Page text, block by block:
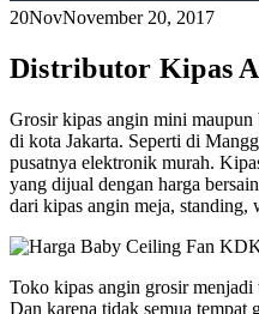
20NovNovember 20, 2017
Distributor Kipas
Grosir kipas angin mini maupun
di kota Jakarta. Seperti di
pusatnya elektronik murah.
yang dijual dengan harga
dari kipas angin meja, standing,
Toko kipas angin grosir menjadi
Dan karena tidak semua tempat